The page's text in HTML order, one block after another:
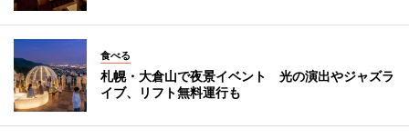
食べる
札幌・大倉山で夜景イベント 光の演出やジャズラ
イブ、リフト無料運行も